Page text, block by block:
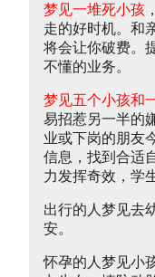
梦见一堆死小孩
走的好时机。和
将会让你破费。
不懂的业务。
梦见五个小孩和
易招惹另一半的
业或下岗的朋友
信息，找到合适
力发挥奇效，学
出行的人梦见去
安。
怀孕的人梦见小